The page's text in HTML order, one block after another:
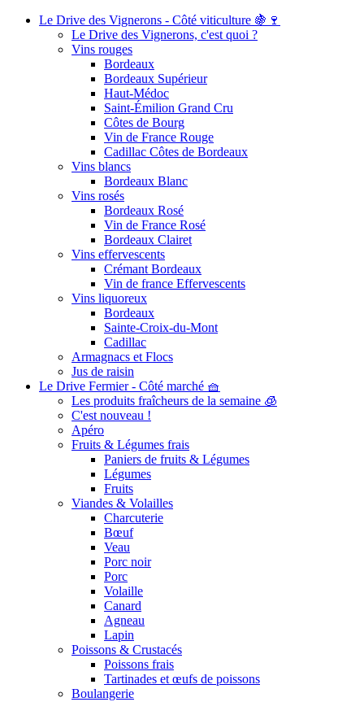
Le Drive des Vignerons - Côté viticulture 🍇🍷
Le Drive des Vignerons, c'est quoi ?
Vins rouges
Bordeaux
Bordeaux Supérieur
Haut-Médoc
Saint-Émilion Grand Cru
Côtes de Bourg
Vin de France Rouge
Cadillac Côtes de Bordeaux
Vins blancs
Bordeaux Blanc
Vins rosés
Bordeaux Rosé
Vin de France Rosé
Bordeaux Clairet
Vins effervescents
Crémant Bordeaux
Vin de france Effervescents
Vins liquoreux
Bordeaux
Sainte-Croix-du-Mont
Cadillac
Armagnacs et Flocs
Jus de raisin
Le Drive Fermier - Côté marché 🧺
Les produits fraîcheurs de la semaine 🧊
C'est nouveau !
Apéro
Fruits & Légumes frais
Paniers de fruits & Légumes
Légumes
Fruits
Viandes & Volailles
Charcuterie
Bœuf
Veau
Porc noir
Porc
Volaille
Canard
Agneau
Lapin
Poissons & Crustacés
Poissons frais
Tartinades et œufs de poissons
Boulangerie